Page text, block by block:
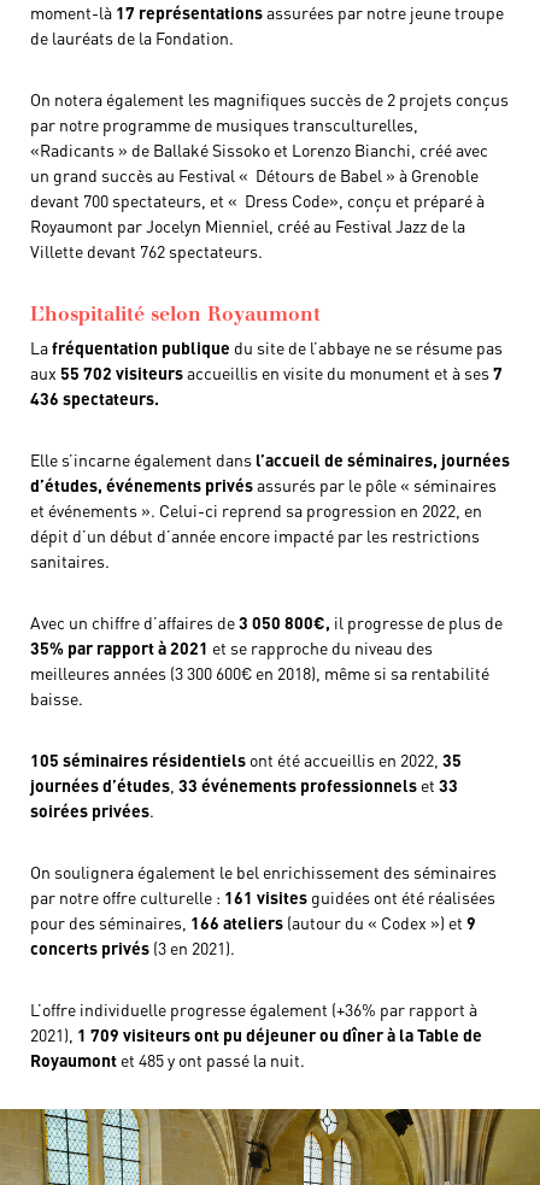
moment-là 17 représentationsassurées par notre jeune troupe
de lauréats de la Fondation.
On notera également les magnifiques succès de 2 projets conçus
par notre programme de musiques transculturelles,
«Radicants » de Ballaké Sissoko et Lorenzo Bianchi, créé avec
un grand succès au Festival « Détours de Babel » à Grenoble
devant 700 spectateurs, et « Dress Code», conçu et préparé à
Royaumont par Jocelyn Mienniel, créé au Festival Jazz de la
Villette devant 762 spectateurs.
L’hospitalité selon Royaumont
Lafréquentation publique du site de l’abbaye ne se résume pas
aux 55 702 visiteursaccueillis en visite du monument et à ses7
436 spectateurs.
Elle s’incarne également dans l’accueil de séminaires, journées
d’études, événements privésassurés par le pôle « séminaires
et événements ». Celui-ci reprend sa progression en 2022, en
dépit d’un début d’année encore impacté par les restrictions
sanitaires.
Avec un chiffre d’affaires de3 050 800€, il progresse de plus de
35% par rapport à 2021 et se rapproche du niveau des
meilleures années (3 300 600€ en 2018), même si sa rentabilité
baisse.
105 séminaires résidentiels ont été accueillis en 2022, 35
journées d’études 33 événements professionnels et 33
soirées privées.
On soulignera également le bel enrichissement des séminaires
par notre offre culturelle : 161 visites guidées ont été réalisées
pour des séminaires, 166 ateliers (autour du « Codex ») et 9
concerts privés (3 en 2021).
L’offre individuelle progresse également (+36% par rapport à
2021), 1 709 visiteurs ont pu déjeuner ou dîner à la Table de
Royaumont et 485 y ont passé la nuit.